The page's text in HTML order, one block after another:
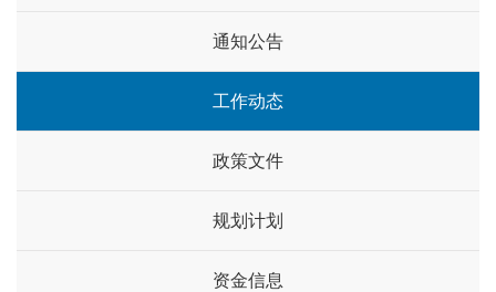
通知公告
工作动态
政策文件
规划计划
资金信息